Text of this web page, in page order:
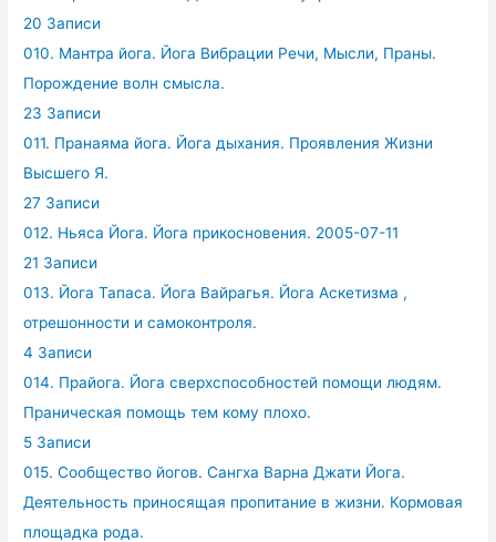
20 Записи
010. Мантра йога. Йога Вибрации Речи, Мысли, Праны.
Порождение волн смысла.
23 Записи
011. Пранаяма йога. Йога дыхания. Проявления Жизни
Высшего Я.
27 Записи
012. Ньяса Йога. Йога прикосновения. 2005-07-11
21 Записи
013. Йога Тапаса. Йога Вайрагья. Йога Аскетизма ,
отрешонности и самоконтроля.
4 Записи
014. Прайога. Йога сверхспособностей помощи людям.
Праническая помощь тем кому плохо.
5 Записи
015. Сообщество йогов. Сангха Варна Джати Йога.
Деятельность приносящая пропитание в жизни. Кормовая
площадка рода.